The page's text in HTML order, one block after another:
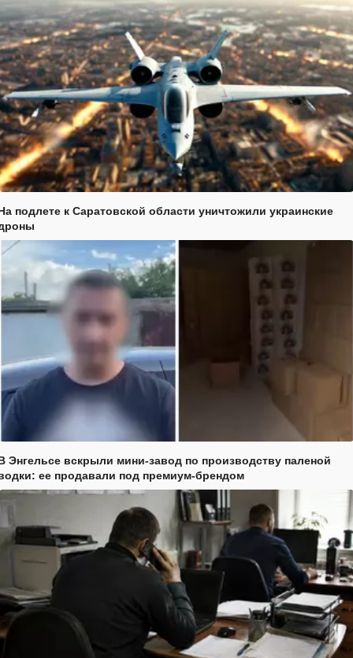
подлете к Саратовской области уничтожили украинские
Энгельсе вскрыли мини-завод по производству паленой
ее продавали под премиум-брендом